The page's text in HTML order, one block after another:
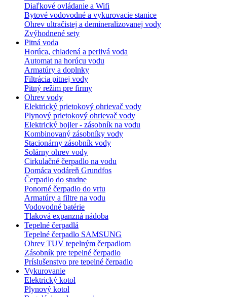
Diaľkové ovládanie a Wifi
Bytové vodovodné a vykurovacie stanice
Ohrev ultračistej a demineralizovanej vody
Zvýhodnené sety
Pitná voda
Horúca, chladená a perlivá voda
Automat na horúcu vodu
Armatúry a doplnky
Filtrácia pitnej vody
Pitný režim pre firmy
Ohrev vody
Elektrický prietokový ohrievač vody
Plynový prietokový ohrievač vody
Elektrický bojler - zásobník na vodu
Kombinovaný zásobníky vody
Stacionárny zásobník vody
Solárny ohrev vody
Cirkulačné čerpadlo na vodu
Domáca vodáreň Grundfos
Čerpadlo do studne
Ponorné čerpadlo do vrtu
Armatúry a filtre na vodu
Vodovodné batérie
Tlaková expanzná nádoba
Tepelné čerpadlá
Tepelné čerpadlo SAMSUNG
Ohrev TUV tepelným čerpadlom
Zásobník pre tepelné čerpadlo
Príslušenstvo pre tepelné čerpadlo
Vykurovanie
Elektrický kotol
Plynový kotol